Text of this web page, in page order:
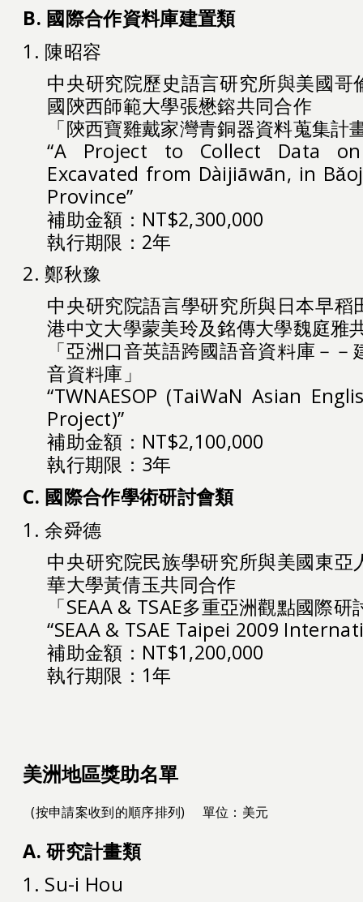
B. 國際合作資料庫建置類
1. 陳昭容
中央研究院歷史語言研究所與美國哥
國陝西師範大學張懋鎔共同合作
「陝西寶雞戴家灣青銅器資料蒐集計
“A Project to Collect Data on
Excavated from Dàijiāwān, in
Province”
補助金額：NT$2,300,000
執行期限：2年
2. 鄭秋豫
中央研究院語言學研究所與日本早稻
港中文大學蒙美玲及銘傳大學魏庭雅
「亞洲口音英語跨國語音資料庫－
音資料庫」
“TWNAESOP (TaiWaN Asian
Project)”
補助金額：NT$2,100,000
執行期限：3年
C. 國際合作學術研討會類
1. 余舜德
中央研究院民族學研究所與美國東亞
華大學黃倩玉共同合作
「SEAA & TSAE多重亞洲觀點國際研
“SEAA & TSAE Taipei 2009
補助金額：NT$1,200,000
執行期限：1年
美洲地區獎助名單
(按申請案收到的順序排列) 單位：美元
A. 研究計畫類
1. Su-i Hou